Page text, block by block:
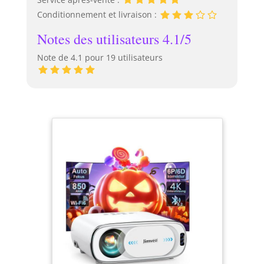
Conditionnement et livraison :
Notes des utilisateurs 4.1/5
Note de 4.1 pour 19 utilisateurs